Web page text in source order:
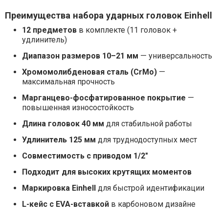
Преимущества набора ударных головок Einhell
12 предметовв комплекте (11 головок +
удлинитель)
Диапазон размеров 10–21 мм — универсальность
Хромомолибденовая сталь (CrMo)—
максимальная прочность
Марганцево-фосфатированное покрытие —
повышенная износостойкость
Длина головок 40 мм для стабильной работы
Удлинитель 125 мм для труднодоступных мест
Совместимость с приводом 1/2"
Подходит для высоких крутящих моментов
Маркировка Einhellдля быстрой идентификации
L-кейс с EVA-вставкойв карбоновом дизайне